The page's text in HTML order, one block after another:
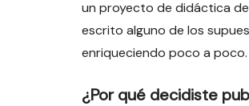
un proyecto de didáctica
escrito alguno de los
enriqueciendo poco a poco.
¿Por qué decidiste